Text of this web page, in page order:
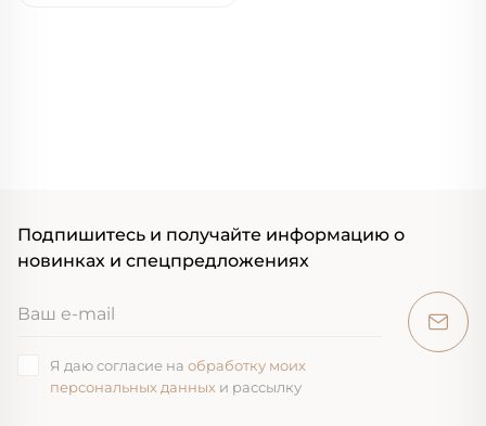
Подпишитесь и получайте информацию о
новинках и спецпредложениях
Я даю согласие на обработку моих
персональных данных и рассылку